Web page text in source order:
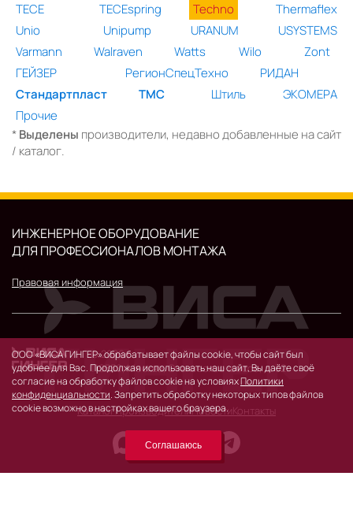
TECE
TECEspring Techno
Thermaflex
Unio
Unipump URANUM
USYSTEMS
Varmann
Walraven Watts Wilo
Zont
ГЕЙЗЕР
РегионСпецТехно
РИДАН
Стандартпласт
ТМС Штиль
ЭКОМЕРА
Прочие
*Выделены производители, недавно добавленные на сайт
/ каталог.
ИНЖЕНЕРНОЕ ОБОРУДОВАНИЕ
ДЛЯ ПРОФЕССИОНАЛОВ МОНТАЖА
Правовая информация
© 2026 г.
119530, Москва, Очаковское шоссе, д. 32.
КаталогПроизводителиНовостиКонтакты
ООО «ВИСА ГИНГЕР» обрабатывает файлы cookie, чтобы сайт был
удобнее для Вас. Продолжая использовать наш сайт, Вы даёте своё
согласие на обработку файлов cookie на условияхПолитики
конфиденциальности. Запретить обработку некоторых типов файлов
cookie возможно в настройках вашего браузера.
Соглашаюсь